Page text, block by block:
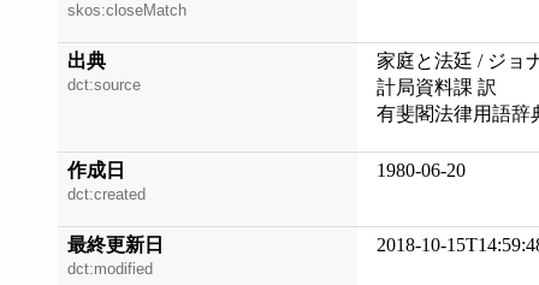
skos:closeMatch
出典
dct:source
家庭と法廷 / ジョ
計局資料課 訳
有斐閣法律用語辞
作成日
dct:created
1980-06-20
最終更新日
dct:modified
2018-10-